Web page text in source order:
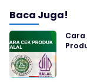
Baca Juga!
Cara